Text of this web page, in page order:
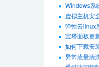
Windows系
虚拟主机安
弹性云linux
宝塔面板更
如何下载安
异常流量清